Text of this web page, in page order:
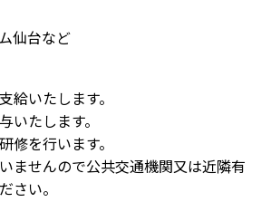
仙台など
給いたします。
いたします。
修を行います。
ませんので公共交通機関又は近隣有
さい。